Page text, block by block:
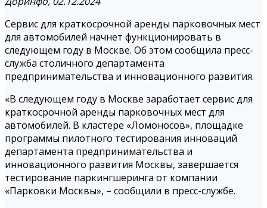
Сервис для краткосрочной аренды парковочных мест
для автомобилей начнет функционировать в
следующем году в Москве. Об этом сообщила пресс-
служба столичного департамента
предпринимательства и инновационного развития.
«В следующем году в Москве заработает сервис для
краткосрочной аренды парковочных мест для
автомобилей. В кластере «Ломоносов», площадке
программы пилотного тестирования инноваций
департамента предпринимательства и
инновационного развития Москвы, завершается
тестирование паркингшеринга от компании
«Парковки Москвы», – сообщили в пресс-службе.